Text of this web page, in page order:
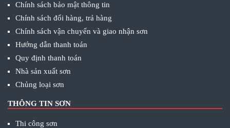
Chính sách bảo mật thông tin
Chính sách đổi hàng, trả hàng
Chính sách vận chuyển và giao nhận sơn
Hướng dẫn thanh toán
Quy định thanh toán
Nhà sản xuất sơn
Chủng loại sơn
THÔNG TIN SƠN
Thi công sơn